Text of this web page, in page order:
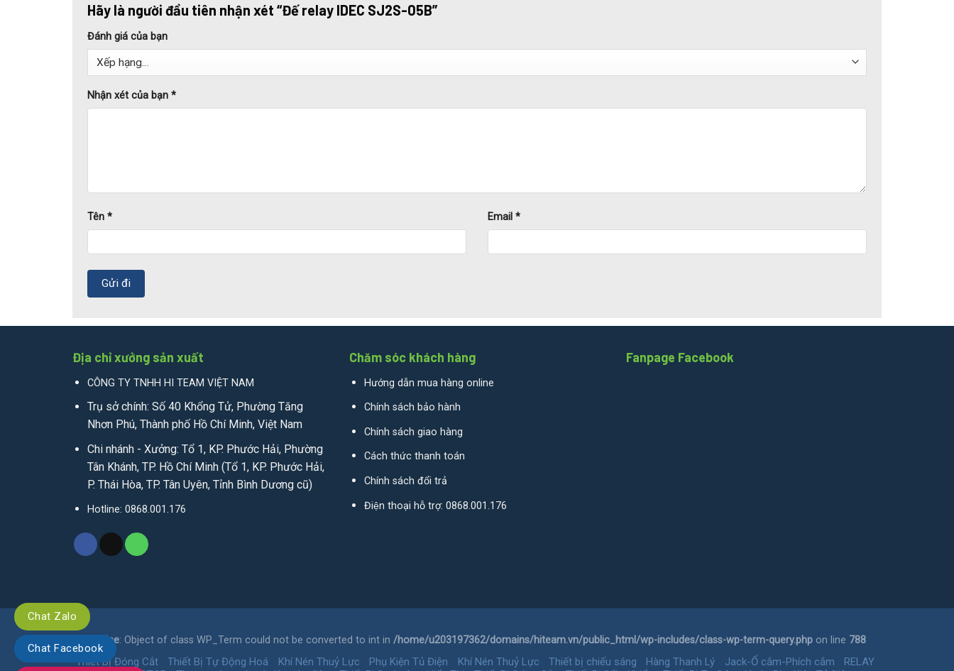
Hãy là người đầu tiên nhận xét “Đế relay IDEC SJ2S-05B”
Đánh giá của bạn
Nhận xét của bạn *
Tên * Email *
Địa chỉ xưởng sản xuất
CÔNG TY TNHH HI TEAM VIỆT NAM
Trụ sở chính: Số 40 Khổng Tử, Phường Tăng
Nhơn Phú, Thành phố Hồ Chí Minh, Việt Nam
Chi nhánh - Xưởng: Tổ 1, KP. Phước Hải, Phường
Tân Khánh, TP. Hồ Chí Minh (Tổ 1, KP. Phước Hải,
P. Thái Hòa, TP. Tân Uyên, Tỉnh Bình Dương cũ)
Hotline: 0868.001.176
Chăm sóc khách hàng
Hướng dẫn mua hàng online
Chính sách bảo hành
Chính sách giao hàng
Cách thức thanh toán
Chính sách đổi trả
Điện thoại hỗ trợ: 0868.001.176
Fanpage Facebook
Notice: Object of class WP_Term could not be converted to int in /home/u203197362/domains/hiteam.vn/public_html/wp-includes/class-wp-term-query.phpon line 788
Thiết Bị Đóng Cắt Thiết Bị Tự Động Hoá Khí Nén Thuỷ Lực Phụ Kiện Tủ Điện Khí Nén Thuỷ Lực Thiết bị chiếu sáng Hàng Thanh Lý Jack-Ổ cắm-Phích cắm
RELAY
Chat Zalo
Chat Facebook